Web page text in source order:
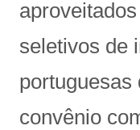
seletivos de
portuguesas
convênio